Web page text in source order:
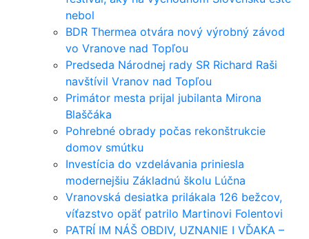
nebol
BDR Thermea otvára nový výrobný závod
vo Vranove nad Topľou
Predseda Národnej rady SR Richard Raši
navštívil Vranov nad Topľou
Primátor mesta prijal jubilanta Mirona
Blaščáka
Pohrebné obrady počas rekonštrukcie
domov smútku
Investícia do vzdelávania priniesla
modernejšiu Základnú školu Lúčna
Vranovská desiatka prilákala 126 bežcov,
víťazstvo opäť patrilo Martinovi Folentovi
PATRÍ IM NÁŠ OBDIV, UZNANIE I VĎAKA –